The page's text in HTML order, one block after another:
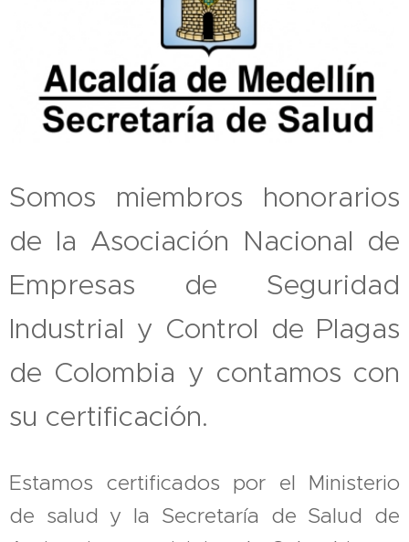
Somos miembros honorarios
de la Asociación Nacional de
Empresas de Seguridad
Industrial y Control de Plagas
de Colombia y contamos con
su certificación.
Estamos certificados por el Ministerio
de salud y la Secretaría de Salud de